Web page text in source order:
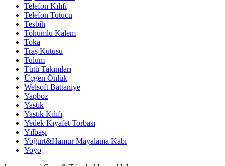
Telefon Kılıfı
Telefon Tutucu
Tesbih
Tohumlu Kalem
Toka
Traş Kutusu
Tulum
Tütü Takımları
Üçgen Önlük
Welsoft Battaniye
Yapboz
Yastık
Yastık Kılıfı
Yedek Kıyafet Torbası
Yılbaşı
Yoğurt&Hamur Mayalama Kabı
Yoyo